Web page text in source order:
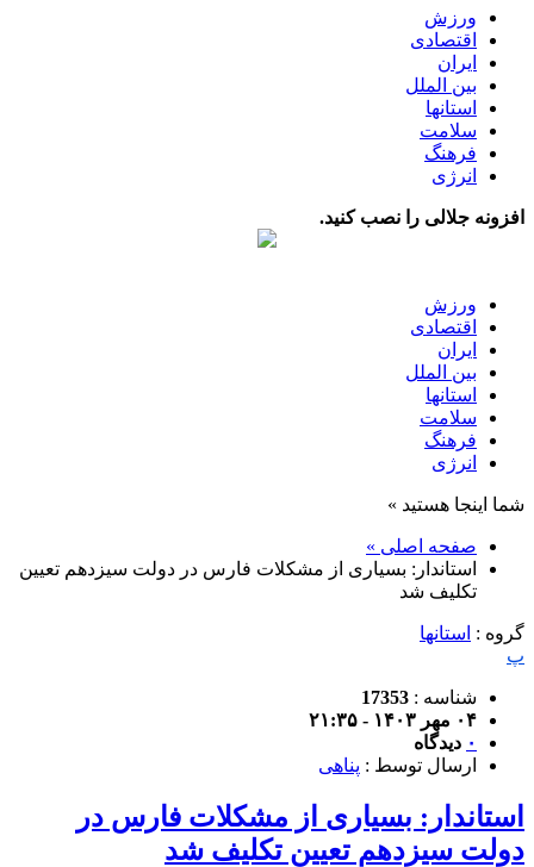
ورزش
اقتصادی
ایران
بین الملل
استانها
سلامت
فرهنگ
انرژی
افزونه جلالی را نصب کنید.
ورزش
اقتصادی
ایران
بین الملل
استانها
سلامت
فرهنگ
انرژی
شما اینجا هستید »
صفحه اصلی »
استاندار: بسیاری از مشکلات فارس در دولت سیزدهم تعیین
تکلیف شد
گروه : استانها
پ
شناسه : 17353
۰۴ مهر ۱۴۰۳ - ۲۱:۳۵
۰ دیدگاه
ارسال توسط : پناهی
استاندار: بسیاری از مشکلات فارس در
دولت سیزدهم تعیین تکلیف شد